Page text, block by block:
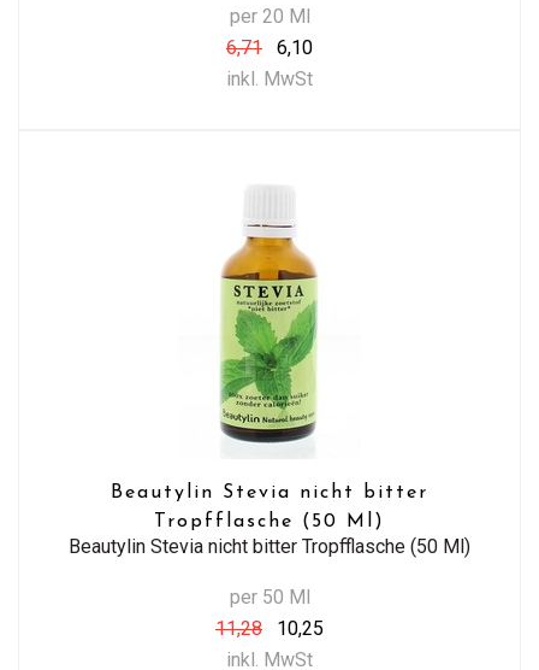
per 20 Ml
6,71
6,10
inkl. MwSt
Beautylin Stevia nicht bitter
Tropfflasche (50 Ml)
Beautylin Stevia nicht bitter Tropfflasche (50 Ml)
per 50 Ml
11,28
10,25
inkl. MwSt